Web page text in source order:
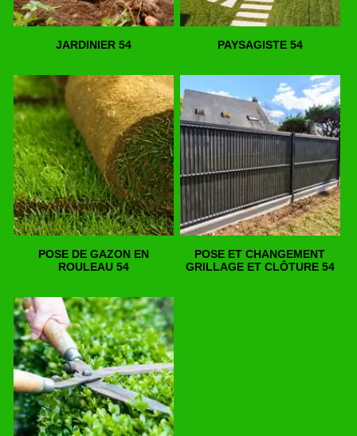
JARDINIER 54 PAYSAGISTE 54
POSE DE GAZON EN
ROULEAU 54
POSE ET CHANGEMENT
GRILLAGE ET CLÔTURE 54